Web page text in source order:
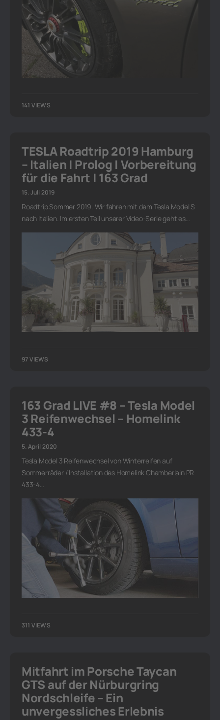
141 VIEWS
TESLA Roadtrip 2019 Hamburg
– Italien | Prolog | Vorbereitung
für die Fahrt | 163 Grad
15. Juli 2019
Roadtrip Sommer 2019. Wir fahren mit dem Tesla Model S
nach Italien. Im ersten Teil unserer Video-Serie geht es…
97 VIEWS
163 Grad LIVE #8 – Tesla Model
3 Reifenwechsel – Homelink
433-4
5. April 2020
Tesla Model 3 Reifenwechsel von Winterreifen auf
Sommerräder / Installation des Homelink Chamberlain PR
433-4…
311 VIEWS
Mitfahrt im Porsche Taycan
GTS auf der Nürburgring
Nordschleife – Ein
unvergessliches Erlebnis